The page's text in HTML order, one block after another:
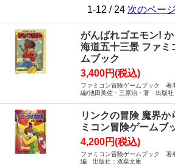
1-12 / 24 次のペー
がんばれゴエモン!
海道五十三景 ファミ
ムブック
3,400円(税込)
ファミコン冒険ゲームブック 著
編/池田美佐・三原治・著 出版社
リンクの冒険 魔界か
ミコン冒険ゲームブ
4,200円(税込)
ファミコン冒険ゲームブック 著
編 出版社：双葉文庫